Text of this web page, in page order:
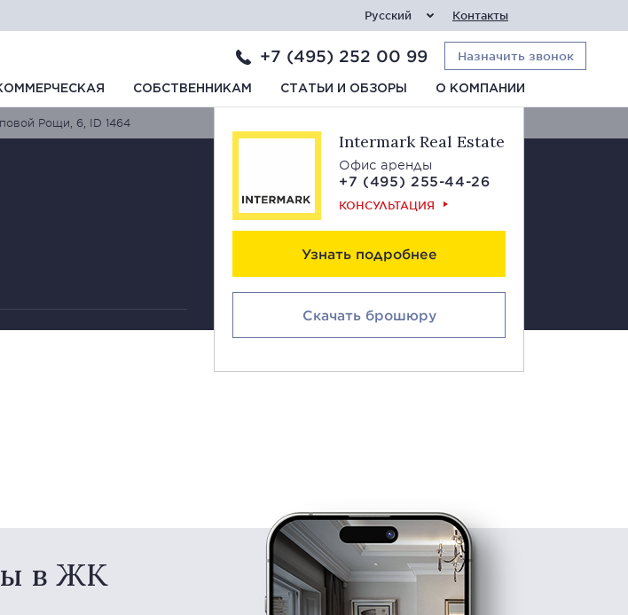
Русский Контакты
+7 (495) 252 00 99 Назначить звонок
СОБСТВЕННИКАМ СТАТЬИ И ОБЗОРЫ О КОМПАНИИ
Рощи, 6, ID 1464
Свяжитесь с нами
Intermark Real Estate
Офис аренды
+7 (495) 255-44-26
КОНСУЛЬТАЦИЯ
Узнать подробнее
Скачать брошюру
в ЖК